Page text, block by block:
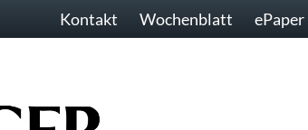
Kontakt Wochenblatt ePaper